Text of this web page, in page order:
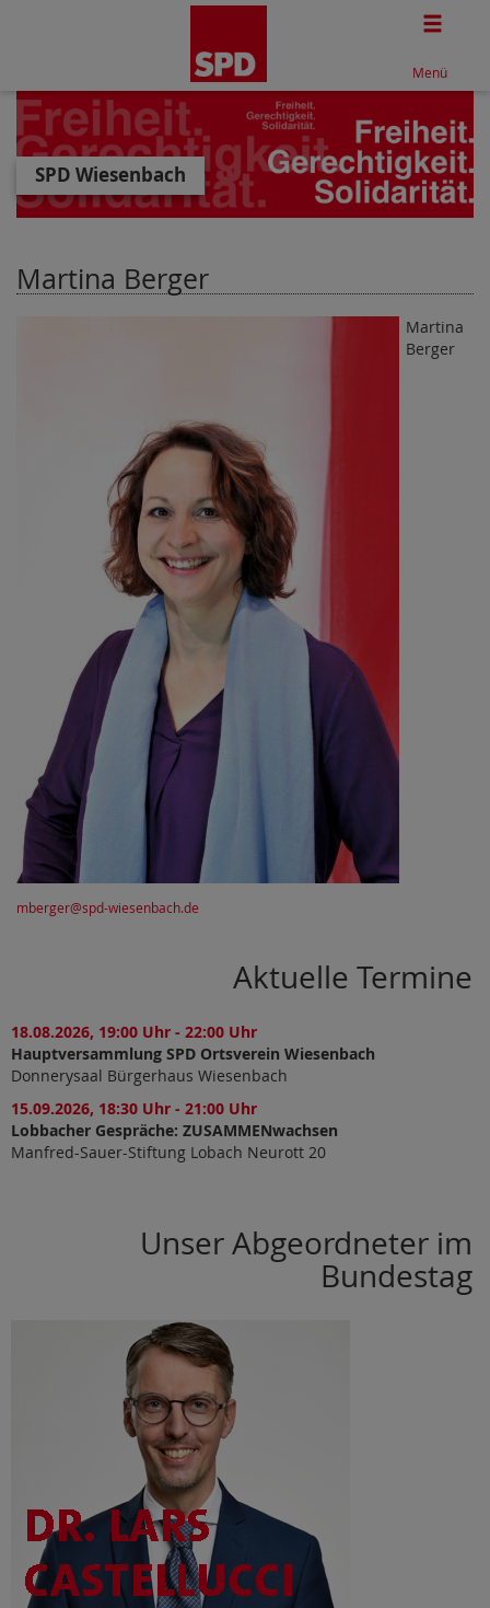
Menü
SPD Wiesenbach
Martina Berger
Martina
Berger
mberger@spd-wiesenbach.de
Aktuelle Termine
18.08.2026, 19:00 Uhr - 22:00 Uhr
Hauptversammlung SPD Ortsverein Wiesenbach
Donnerysaal Bürgerhaus Wiesenbach
15.09.2026, 18:30 Uhr - 21:00 Uhr
Lobbacher Gespräche: ZUSAMMENwachsen
Manfred-Sauer-Stiftung Lobach Neurott 20
Unser Abgeordneter im
Bundestag